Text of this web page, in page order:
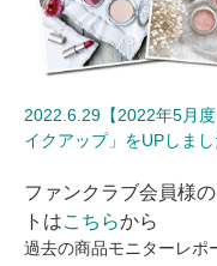
2022.6.29【2022年5月
イクアップ」をUPしまし
ファンクラブ会員様
トはこちらから
過去の商品モニターレポ